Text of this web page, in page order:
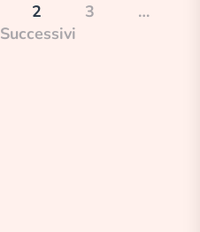
2 3
…
Successivi